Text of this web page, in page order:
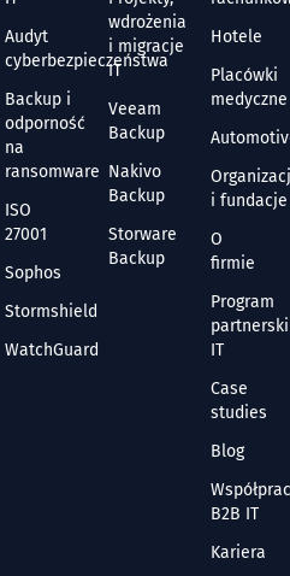
Audyt
cyberbezpieczeństwa
Backup i
odporność
na
ransomware
ISO
27001
Sophos
Stormshield
WatchGuard
wdrożenia
i migracje
IT
Veeam
Backup
Nakivo
Backup
Storware
Backup
Hotele
Placówki
medyczne
i fundacje
O
firmie
Program
partnerski
IT
Case
studies
Blog
B2B IT
Kariera